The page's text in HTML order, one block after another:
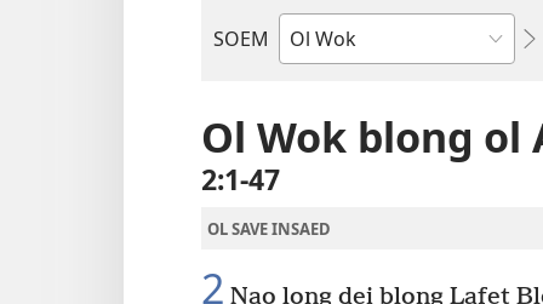
SOEM
Ol
Blong
Baebol
Ol Wok blong ol
2:1-47
OL SAVE INSAED
2 Nao long dei blong Lafet